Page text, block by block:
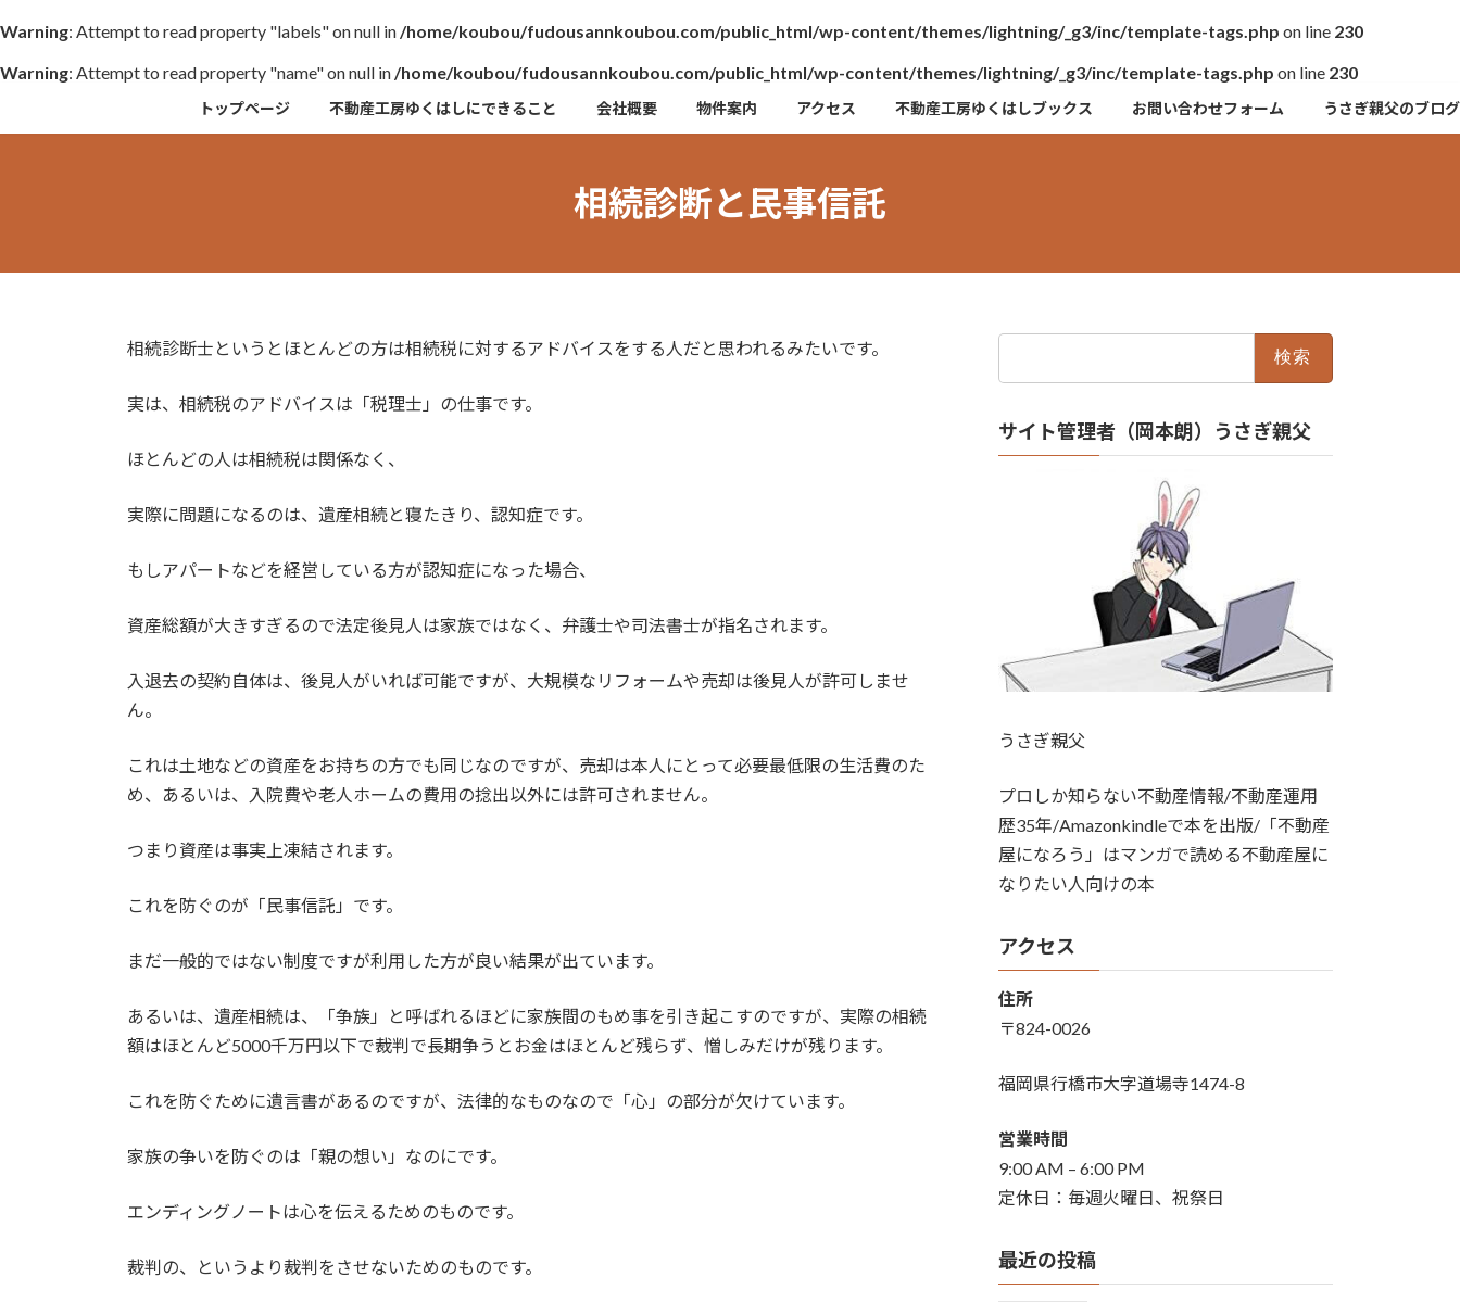
Warning: Attempt to read property "labels" on null in/home/koubou/fudousannkoubou.com/public_html/wp-content/themes/lightning/_g3/inc/template-tags.php on line 230
Warning: Attempt to read property "name" on null in/home/koubou/fudousannkoubou.com/public_html/wp-content/themes/lightning/_g3/inc/template-tags.php on line 230
キ
に
トップページ 不動産工房ゆくはしにできること 会社概要 物件案内 アクセス 不動産工房ゆくはしブックス お問い合わせフォーム うさぎ親父のブログ
相続診断と民事信託
相続診断士というとほとんどの方は相続税に対するアドバイスをする人だと思われるみたいです。
実は、相続税のアドバイスは「税理士」の仕事です。
ほとんどの人は相続税は関係なく、
実際に問題になるのは、遺産相続と寝たきり、認知症です。
もしアパートなどを経営している方が認知症になった場合、
資産総額が大きすぎるので法定後見人は家族ではなく、弁護士や司法書士が指名されます。
入退去の契約自体は、後見人がいれば可能ですが、大規模なリフォームや売却は後見人が許可しませ
ん。
これは土地などの資産をお持ちの方でも同じなのですが、売却は本人にとって必要最低限の生活費のた
め、あるいは、入院費や老人ホームの費用の捻出以外には許可されません。
つまり資産は事実上凍結されます。
これを防ぐのが「民事信託」です。
まだ一般的ではない制度ですが利用した方が良い結果が出ています。
あるいは、遺産相続は、「争族」と呼ばれるほどに家族間のもめ事を引き起こすのですが、実際の相続
額はほとんど5000千万円以下で裁判で長期争うとお金はほとんど残らず、憎しみだけが残ります。
これを防ぐために遺言書があるのですが、法律的なものなので「心」の部分が欠けています。
家族の争いを防ぐのは「親の想い」なのにです。
エンディングノートは心を伝えるためのものです。
裁判の、というより裁判をさせないためのものです。
サイト管理者（岡本朗）うさぎ親父
うさぎ親父
プロしか知らない不動産情報/不動産運用
歴35年/Amazonkindleで本を出版/「不動産
屋になろう」はマンガで読める不動産屋に
なりたい人向けの本
アクセス
住所
〒824-0026
福岡県行橋市大字道場寺1474-8
営業時間
9:00 AM – 6:00 PM
定休日：毎週火曜日、祝祭日
最近の投稿